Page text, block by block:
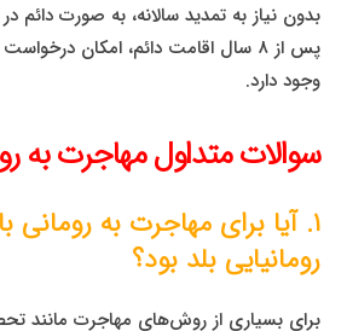
بدون نیاز به تمدید سالانه، به صورت دائم
پس از ۸ سال اقامت دائم، امکان
وجود دارد.
سوالات متداول مهاجرت به
۱. آیا برای مهاجرت به رومانی
رومانیایی بلد بود؟
برای بسیاری از روش‌های مهاجرت مانند